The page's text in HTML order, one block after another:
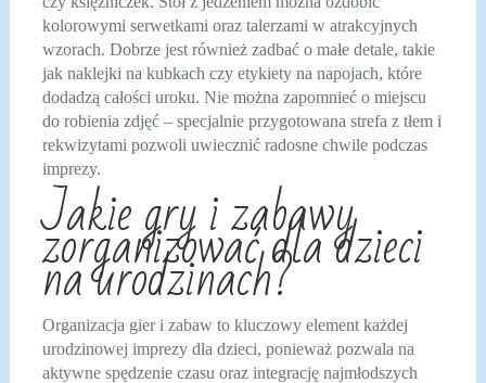
kolorowymi serwetkami oraz talerzami w atrakcyjnych
wzorach. Dobrze jest również zadbać o małe detale, takie
jak naklejki na kubkach czy etykiety na napojach, które
dodadzą całości uroku. Nie można zapomnieć o miejscu
do robienia zdjęć – specjalnie przygotowana strefa z tłem i
rekwizytami pozwoli uwiecznić radosne chwile podczas
imprezy.
Jakie gry i zabawy
zorganizować dla dzieci
na urodzinach?
Organizacja gier i zabaw to kluczowy element każdej
urodzinowej imprezy dla dzieci, ponieważ pozwala na
aktywne spędzenie czasu oraz integrację najmłodszych